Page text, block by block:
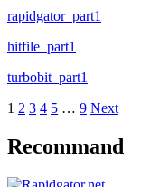
rapidgator_part1
hitfile_part1
turbobit_part1
Posts
pagination
1 2 3 4 5 … 9 Next
Recommand